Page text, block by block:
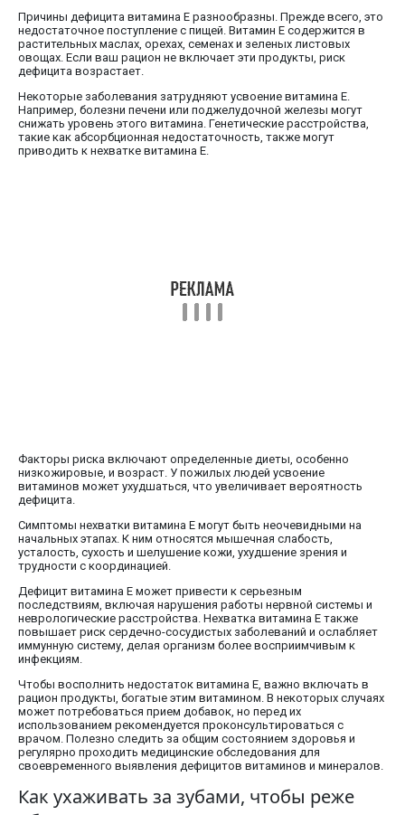
Причины дефицита витамина E разнообразны. Прежде всего, это
недостаточное поступление с пищей. Витамин E содержится в
растительных маслах, орехах, семенах и зеленых листовых
овощах. Если ваш рацион не включает эти продукты, риск
дефицита возрастает.
Некоторые заболевания затрудняют усвоение витамина E.
Например, болезни печени или поджелудочной железы могут
снижать уровень этого витамина. Генетические расстройства,
такие как абсорбционная недостаточность, также могут
приводить к нехватке витамина E.
Факторы риска включают определенные диеты, особенно
низкожировые, и возраст. У пожилых людей усвоение
витаминов может ухудшаться, что увеличивает вероятность
дефицита.
Симптомы нехватки витамина E могут быть неочевидными на
начальных этапах. К ним относятся мышечная слабость,
усталость, сухость и шелушение кожи, ухудшение зрения и
трудности с координацией.
Дефицит витамина E может привести к серьезным
последствиям, включая нарушения работы нервной системы и
неврологические расстройства. Нехватка витамина E также
повышает риск сердечно-сосудистых заболеваний и ослабляет
иммунную систему, делая организм более восприимчивым к
инфекциям.
Чтобы восполнить недостаток витамина E, важно включать в
рацион продукты, богатые этим витамином. В некоторых случаях
может потребоваться прием добавок, но перед их
использованием рекомендуется проконсультироваться с
врачом. Полезно следить за общим состоянием здоровья и
регулярно проходить медицинские обследования для
своевременного выявления дефицитов витаминов и минералов.
Как ухаживать за зубами, чтобы реже